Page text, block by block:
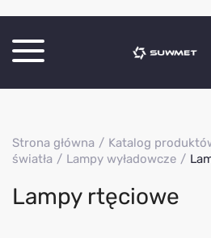
O Firmie
Kontakt
Strona główna Katalog
światła
Lampy wyładowcze
Lampy rtęciowe